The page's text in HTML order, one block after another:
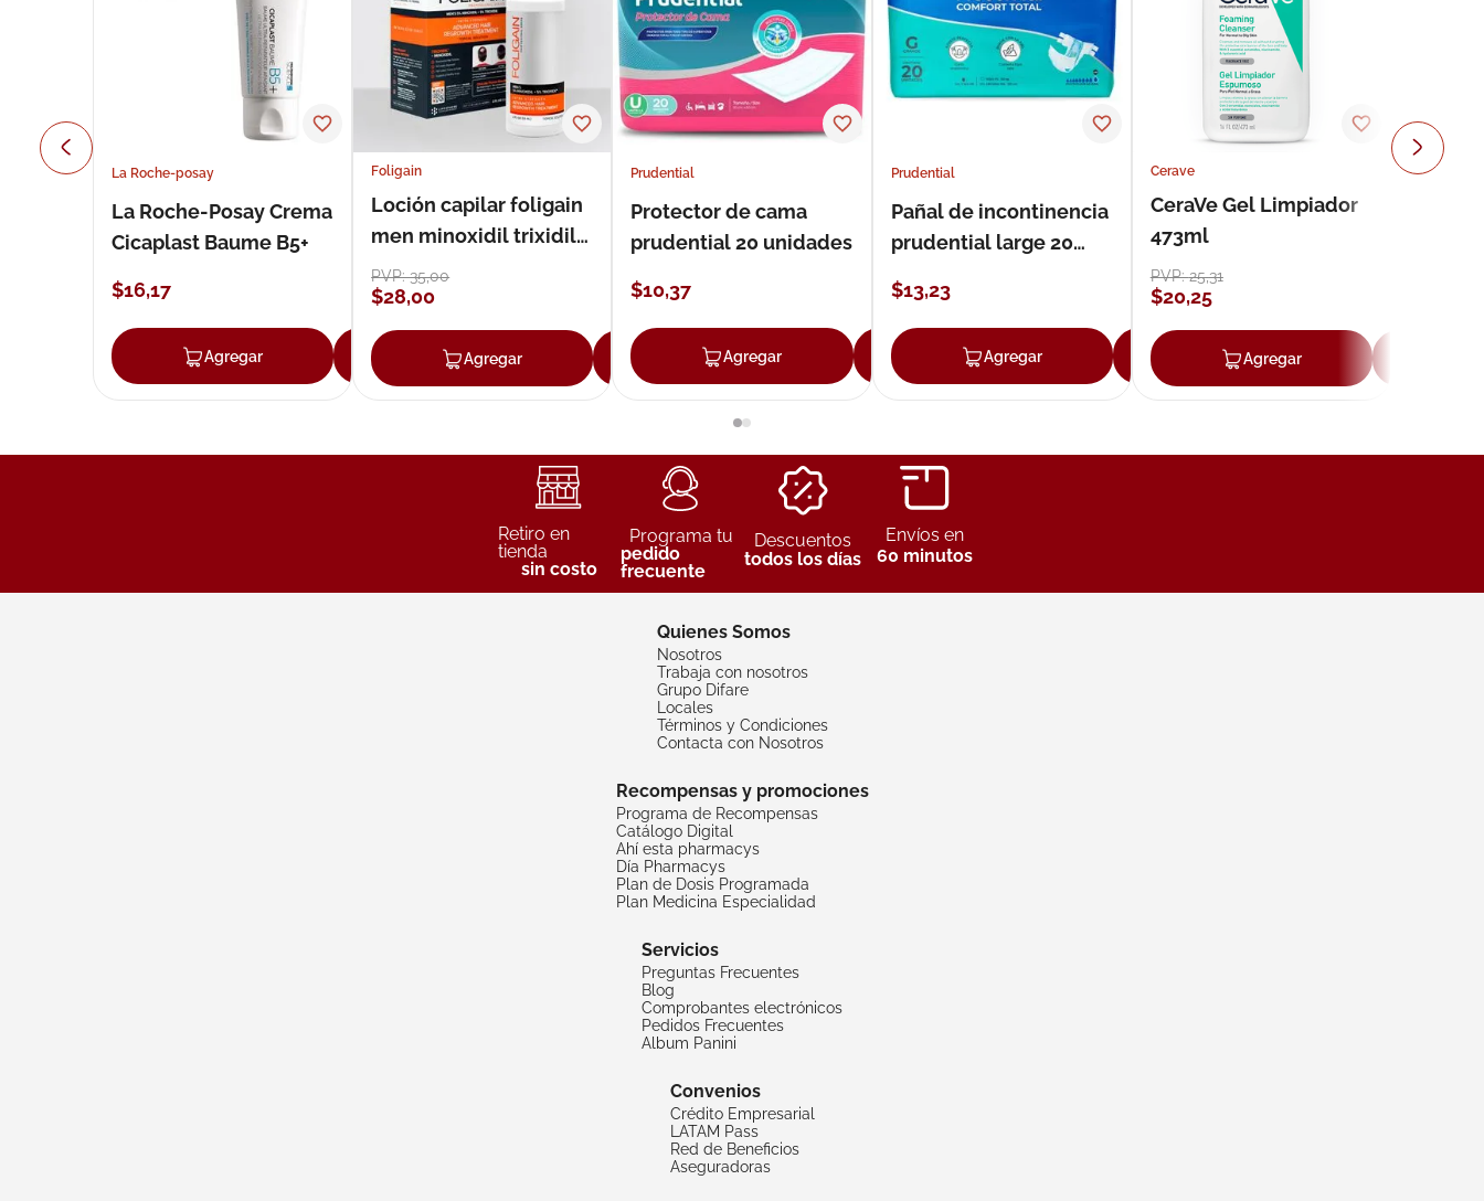
La Roche-posay
La Roche-Posay Crema
Cicaplast Baume B5+
$16,17
Agregar Agregar
Foligain
Loción capilar foligain
men minoxidil trixidil
loción 59 ml
PVP:35,00
$28,00
Agregar Agregar
Prudential
Protector de cama
prudential 20 unidades
$10,37
Agregar Agregar
Prudential
Pañal de incontinencia
prudential large 20
$13,23
Agregar Agregar
Cerave
CeraVe Gel Limpiador
473ml
PVP:25,31
$20,25
Agregar
Retiro en
tienda
sin costo
Programa tu
pedido
frecuente
Descuentos
todos los días
Envíos en
60 minutos
Quienes Somos
Nosotros
Trabaja con nosotros
Grupo Difare
Locales
Términos y Condiciones
Contacta con Nosotros
Recompensas y promociones
Programa de Recompensas
Catálogo Digital
Ahí esta pharmacys
Día Pharmacys
Plan de Dosis Programada
Plan Medicina Especialidad
Servicios
Preguntas Frecuentes
Blog
Comprobantes electrónicos
Pedidos Frecuentes
Album Panini
Convenios
Crédito Empresarial
LATAM Pass
Red de Beneficios
Aseguradoras